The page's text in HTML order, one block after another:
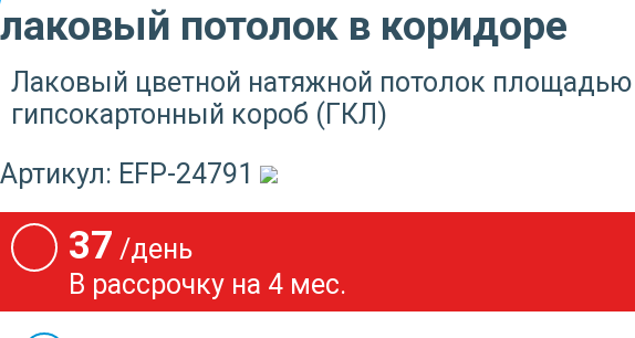
лаковый потолок в коридоре
Лаковый цветной натяжной потолок
гипсокартонный короб (ГКЛ)
Артикул: EFP-24791
37 /день
В рассрочку на 4 мес.